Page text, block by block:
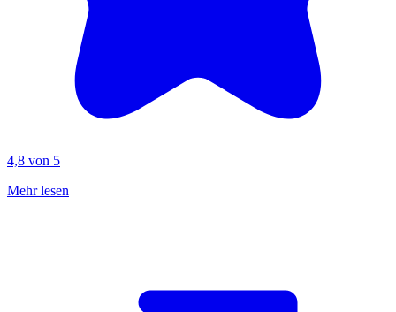
4,8 von 5
Mehr lesen